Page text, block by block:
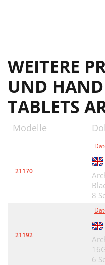
WEITERE
UND
TABLETS
Modelle
21170
8
21192
6